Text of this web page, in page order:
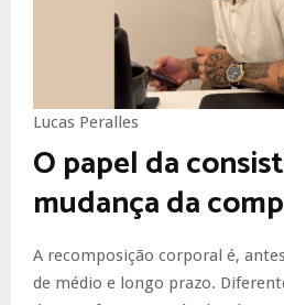
Lucas Peralles
O papel da
mudança da
A recomposição corporal é,
de médio e longo prazo.